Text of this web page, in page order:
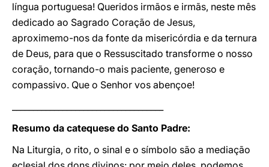
língua portuguesa! Queridos irmãos e irmãs, neste mês
dedicado ao Sagrado Coração de Jesus,
aproximemo-nos da fonte da misericórdia e da ternura
de Deus, para que o Ressuscitado transforme o nosso
coração, tornando-o mais paciente, generoso e
compassivo. Que o Senhor vos abençoe!
Resumo da catequese do Santo Padre:
Na Liturgia, o rito, o sinal e o símbolo são a mediação